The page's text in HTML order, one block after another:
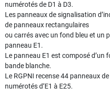
numérotés de D1 à D3.
Les panneaux de signalisation
de panneaux rectangulaires
ou carrés avec un fond bleu et un
panneau E1.
Le panneau E1 est composé d’un
bande blanche.
Le RGPNI recense 44 panneaux
numérotés d’E1 à E25.